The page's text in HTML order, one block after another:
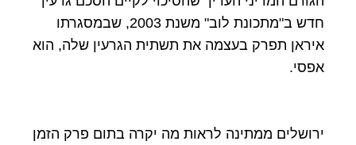
חדש ב"מתכונת לוב" משנת 2003, שבמסגרתו
איראן תפרק בעצמה את תשתית הגרעין שלה, הוא
אפסי.
ירושלים ממתינה לראות מה יקרה בתום פרק הזמן